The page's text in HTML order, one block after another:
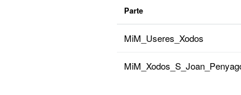
Parte
MiM_Useres_Xodos